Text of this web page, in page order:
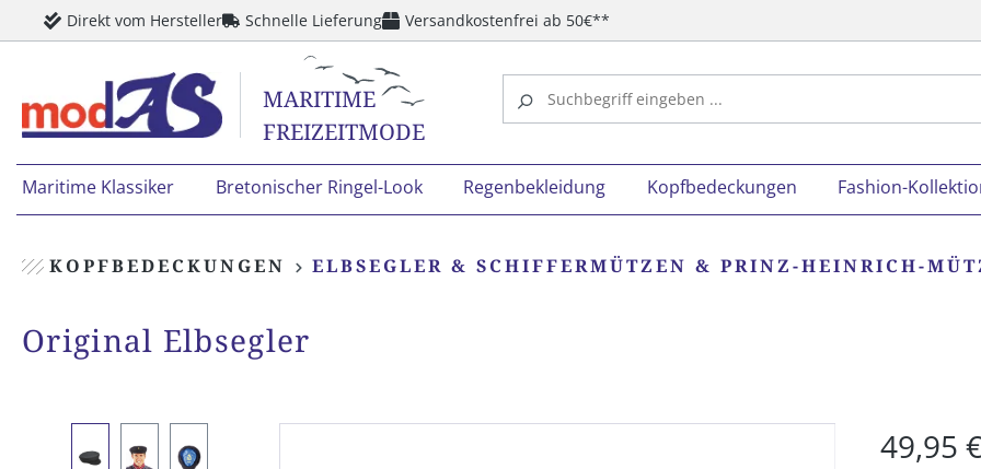
Zur Hauptnavigation springen
Direkt vom Hersteller Schnelle Lieferung Versandkostenfrei ab 50€**
MARITIME
FREIZEITMODE
Maritime Klassiker Bretonischer Ringel-Look Regenbekleidung Kopfbedeckungen Fashion-
KOPFBEDECKUNGEN ELBSEGLER & SCHIFFERMÜTZEN & PRINZ-HEINRICH-
Original Elbsegler
49,95